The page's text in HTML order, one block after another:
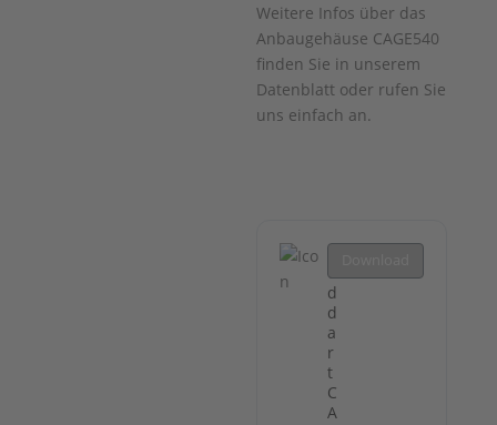
Weitere Infos über das
Anbaugehäuse CAGE540
finden Sie in unserem
Datenblatt oder rufen Sie
uns einfach an.
B
o
d
d
a
r
t
C
A